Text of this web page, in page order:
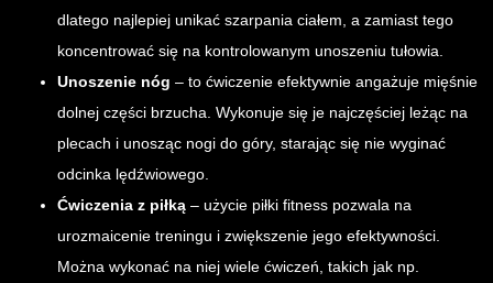
dlatego najlepiej unikać szarpania ciałem, a zamiast tego
koncentrować się na kontrolowanym unoszeniu tułowia.
Unoszenie nóg – to ćwiczenie efektywnie angażuje mięśnie
dolnej części brzucha. Wykonuje się je najczęściej leżąc na
plecach i unosząc nogi do góry, starając się nie wyginać
odcinka lędźwiowego.
Ćwiczenia z piłką – użycie piłki fitness pozwala na
urozmaicenie treningu i zwiększenie jego efektywności.
Można wykonać na niej wiele ćwiczeń, takich jak np.